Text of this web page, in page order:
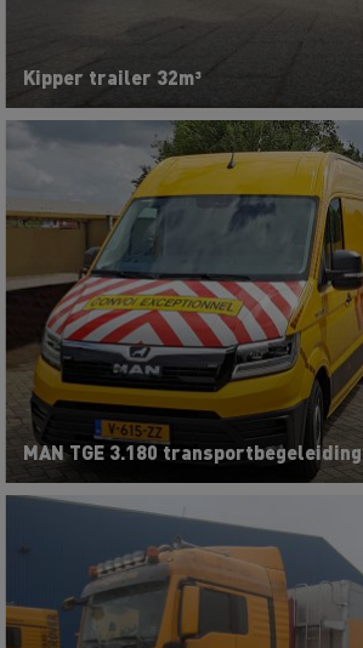
Kipper trailer 32m³
MAN TGE 3.180 transportbegeleiding